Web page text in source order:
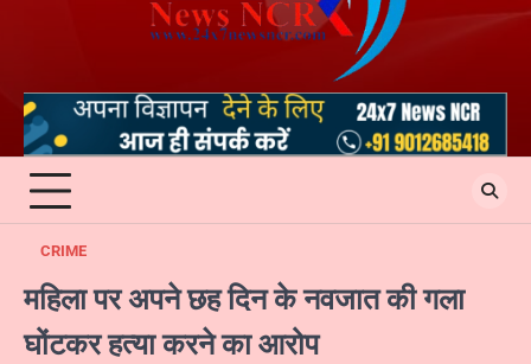
CRIME
महिला पर अपने छह दिन के नवजात की गला
घोंटकर हत्या करने का आरोप